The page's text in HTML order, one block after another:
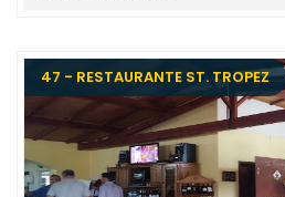
47 - RESTAURANTE ST. TROPEZ